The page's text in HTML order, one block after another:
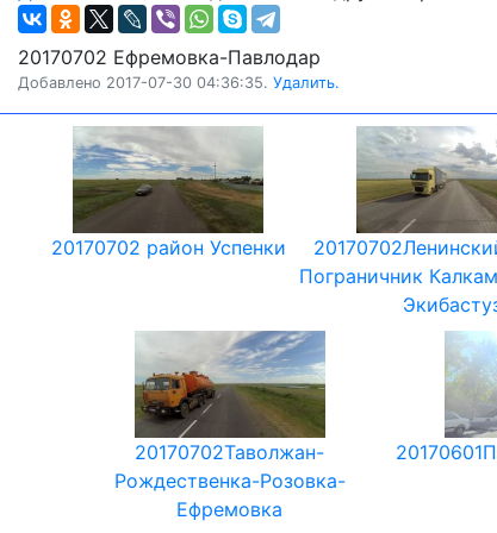
20170702 Ефремовка-Павлодар
Добавлено 2017-07-30 04:36:35. Удалить.
20170702 район Успенки
Пограничник
20170702Таволжан-
Рождественка-Розовка-
Ефремовка